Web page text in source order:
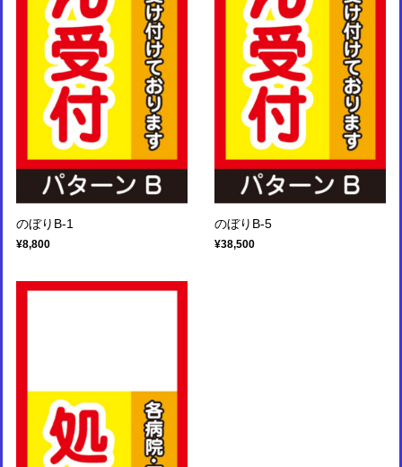
のぼりB-1
¥8,800
のぼりB-5
¥38,500